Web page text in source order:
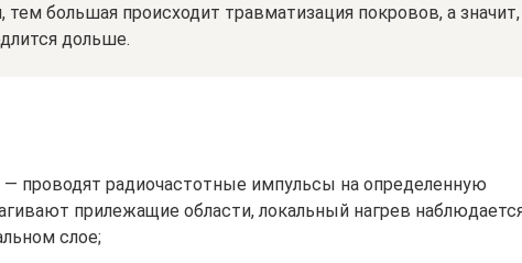
большая происходит травматизация покровов, а значит,
дольше.
— проводят радиочастотные импульсы на определенную
прилежащие области, локальный нагрев
слое;